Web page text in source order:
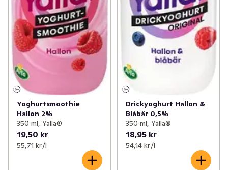
Yoghurtsmoothie
Hallon 2%
350 ml, Yalla®
19,50 kr
55,71 kr /l
Drickyoghurt Hallon &
Blåbär 0,5%
350 ml, Yalla®
18,95 kr
54,14 kr /l